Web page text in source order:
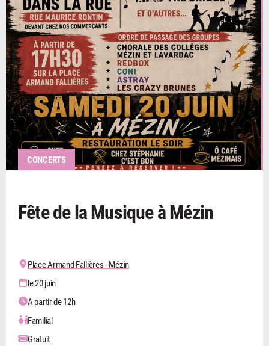
CONCERTS
Fête de la Musique à Mézin
Place Armand Fallières - Mézin
le 20 juin
A partir de 12h
Familial
Gratuit